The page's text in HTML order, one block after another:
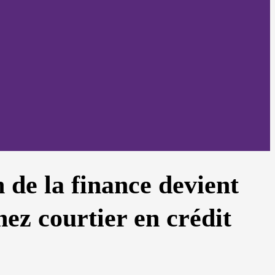
de la finance devient
courtier en crédit